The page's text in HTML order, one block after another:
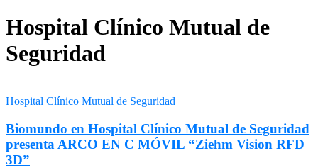
Hospital Clínico Mutual de
Seguridad
Hospital Clínico Mutual de Seguridad
Biomundo en Hospital Clínico Mutual de Seguridad
presenta ARCO EN C MÓVIL “Ziehm Vision RFD
3D”